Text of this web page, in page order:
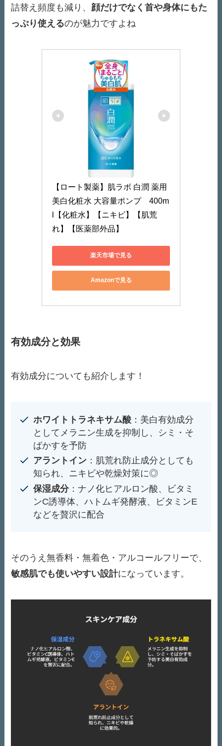
詰替え頻度も減り、 顔だけでなく首や身体にもた
っぷり使えるのが魅力ですよね
【ロート製薬】肌ラボ 白潤 薬用
美白化粧水 大容量ポンプ　400m
l【化粧水】【ニキビ】【肌荒
れ】【医薬部外品】
楽天市場で見る
Amazonで見る
有効成分と効果
有効成分についても紹介します！
ホワイトトラネキサム酸 ：美白有効成分
としてメラニン生成を抑制し、シミ・そ
ばかすを予防
アラントイン ：肌荒れ防止成分としても
知られ、ニキビや乾燥対策に◎
保湿成分：ナノ化ヒアルロン酸、ビタミ
ンC誘導体、ハトムギ発酵液、ビタミンE
などを贅沢に配合
そのうえ無香料・無着色・アルコールフリーで、
敏感肌でも使いやすい設計になっています。